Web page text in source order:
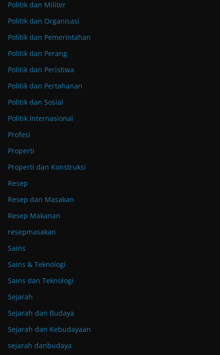
Politik dan Militer
Politik dan Organisasi
Politik dan Pemerintahan
Politik dan Perang
Politik dan Peristiwa
Politik dan Pertahanan
Politik dan Sosial
Politik Internasional
Profesi
Properti
Properti dan Konstruksi
Resep
Resep dan Masakan
Resep Makanan
resepmasakan
Sains
Sains & Teknologi
Sains dan Teknologi
Sejarah
Sejarah dan Budaya
Sejarah dan Kebudayaan
sejarah danbudaya